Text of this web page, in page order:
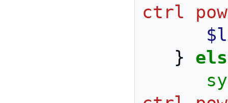
ctrl
}